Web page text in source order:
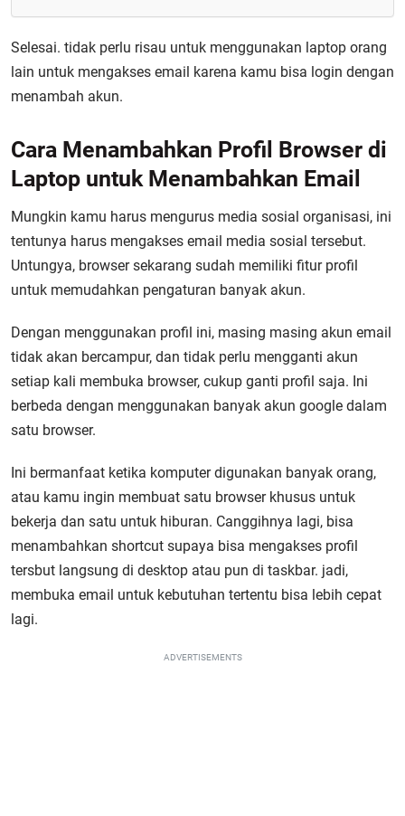
Selesai. tidak perlu risau untuk menggunakan laptop orang
lain untuk mengakses email karena kamu bisa login dengan
menambah akun.
Cara Menambahkan Profil Browser di
Laptop untuk Menambahkan Email
Mungkin kamu harus mengurus media sosial organisasi, ini
tentunya harus mengakses email media sosial tersebut.
Untungya, browser sekarang sudah memiliki fitur profil
untuk memudahkan pengaturan banyak akun.
Dengan menggunakan profil ini, masing masing akun email
tidak akan bercampur, dan tidak perlu mengganti akun
setiap kali membuka browser, cukup ganti profil saja. Ini
berbeda dengan menggunakan banyak akun google dalam
satu browser.
Ini bermanfaat ketika komputer digunakan banyak orang,
atau kamu ingin membuat satu browser khusus untuk
bekerja dan satu untuk hiburan. Canggihnya lagi, bisa
menambahkan shortcut supaya bisa mengakses profil
tersbut langsung di desktop atau pun di taskbar. jadi,
membuka email untuk kebutuhan tertentu bisa lebih cepat
lagi.
ADVERTISEMENTS